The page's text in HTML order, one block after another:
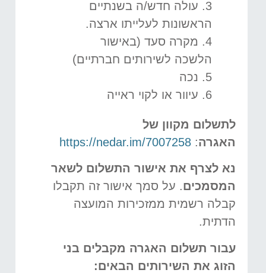
3. עולה חדש/ה בשנתיים
הראשונות לעלייתו ארצה.
4. מקרה סעד (באישור
הלשכה לשירותים חברתיים)
5. נכה
6. עיוור או לקוי ראייה
לתשלום מקוון של
האגרה:
https://nedar.im/7007258
נא לצרף את אישור התשלום לשאר
המסמכים. על סמך אישור זה תקבלו
קבלה רשמית ממזכירות המועצה
הדתית.
עבור תשלום האגרה מקבלים בני
הזוג את השירותים הבאים: